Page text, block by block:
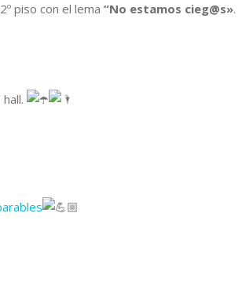
piso con el lema “No estamos cieg@s».